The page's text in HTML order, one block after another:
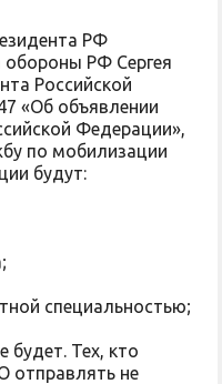
РФ
РФ Сергея
Российской
«Об объявлении
Федерации»,
по мобилизации
будут:
специальностью;
будет. Тех, кто
отправлять не